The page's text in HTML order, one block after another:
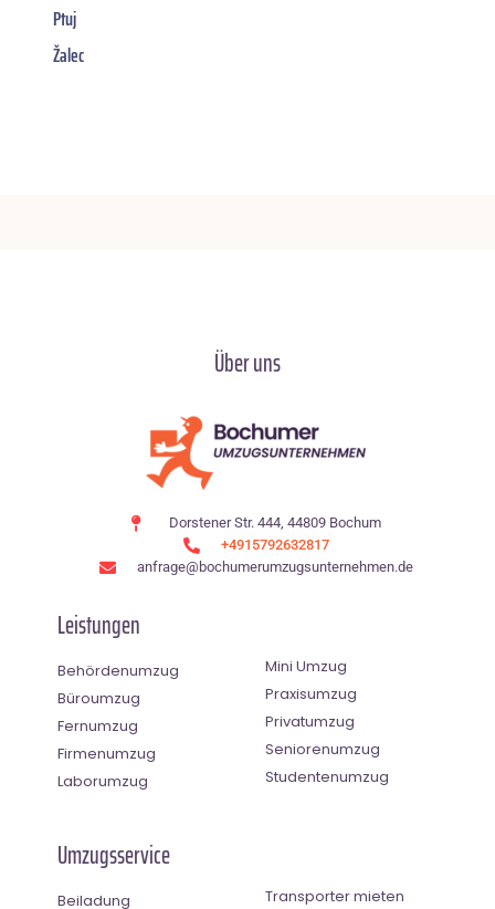
Ptuj
Žalec
Über uns
Dorstener Str. 444, 44809 Bochum
+4915792632817
anfrage@bochumerumzugsunternehmen.de
Leistungen
Behördenumzug
Büroumzug
Fernumzug
Firmenumzug
Laborumzug
Mini Umzug
Praxisumzug
Privatumzug
Seniorenumzug
Studentenumzug
Umzugsservice
Beiladung Transporter mieten